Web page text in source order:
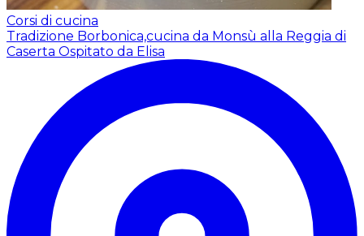
Corsi di cucina
Tradizione Borbonica,cucina da Monsù alla Reggia di
Caserta Ospitato da Elisa